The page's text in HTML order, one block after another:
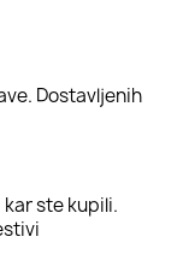
Dostavljenih
ste kupili.